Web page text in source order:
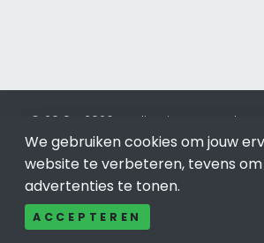
© 2019 - 2026 Realisatie en SEO door
Internet. Betaal alleen voor
optimalisatie No Cure No Pay.Barneveld
Lion Internet.
We gebruiken cookies om jouw
website te verbeteren, tevens
advertenties te tonen.
ACCEPTEREN